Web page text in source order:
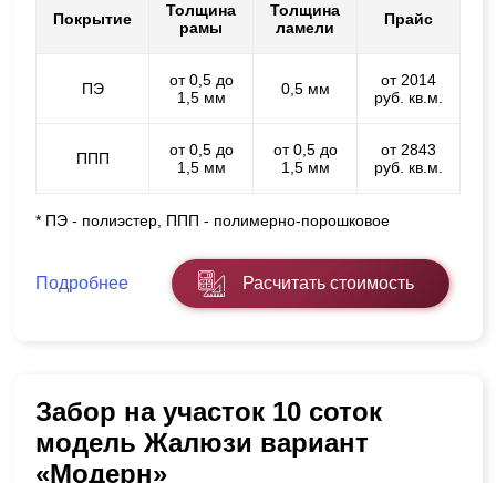
Покрытие
Толщина
рамы
Толщина
ламели
Прайс
ПЭ
от 0,5 до
1,5 мм
0,5 мм
от 2014
руб. кв.м.
ППП
от 0,5 до
1,5 мм
от 0,5 до
1,5 мм
от 2843
руб. кв.м.
* ПЭ - полиэстер, ППП - полимерно-порошковое
Подробнее Расчитать стоимость
Забор на участок 10 соток
модель Жалюзи вариант
«Модерн»